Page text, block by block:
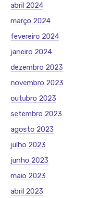
abril 2024
março 2024
fevereiro 2024
janeiro 2024
dezembro 2023
novembro 2023
outubro 2023
setembro 2023
agosto 2023
julho 2023
junho 2023
maio 2023
abril 2023